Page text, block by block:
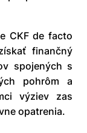
CKF de facto
finančný
spojených s
pohrôm a
výziev zas
opatrenia.